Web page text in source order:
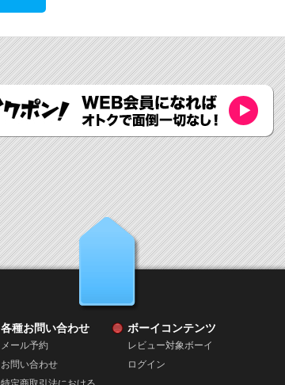
上へ戻る
各種お問い合わせ
メール予約
お問い合わせ
ボーイコンテンツ
レビュー対象ボーイ
ログイン